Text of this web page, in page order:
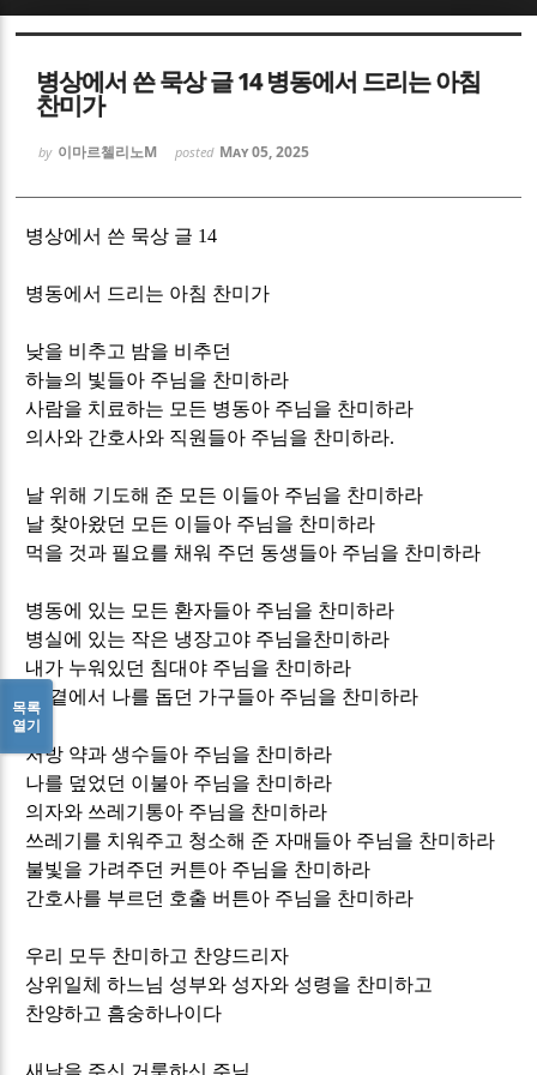
병상에서 쓴 묵상 글 14 병동에서 드리는 아침
찬미가
by 이마르첼리노M posted May 05, 2025
병상에서 쓴 묵상 글 14
병동에서 드리는 아침 찬미가
낮을 비추고 밤을 비추던
하늘의 빛들아 주님을 찬미하라
사람을 치료하는 모든 병동아 주님을 찬미하라
의사와 간호사와 직원들아 주님을 찬미하라.
날 위해 기도해 준 모든 이들아 주님을 찬미하라
날 찾아왔던 모든 이들아 주님을 찬미하라
먹을 것과 필요를 채워 주던 동생들아 주님을 찬미하라
병동에 있는 모든 환자들아 주님을 찬미하라
병실에 있는 작은 냉장고야 주님을찬미하라
내가 누워있던 침대야 주님을 찬미하라
내 곁에서 나를 돕던 가구들아 주님을 찬미하라
처방 약과 생수들아 주님을 찬미하라
나를 덮었던 이불아 주님을 찬미하라
의자와 쓰레기통아 주님을 찬미하라
쓰레기를 치워주고 청소해 준 자매들아 주님을 찬미하라
불빛을 가려주던 커튼아 주님을 찬미하라
간호사를 부르던 호출 버튼아 주님을 찬미하라
우리 모두 찬미하고 찬양드리자
상위일체 하느님 성부와 성자와 성령을 찬미하고
찬양하고 흠숭하나이다
새날을 주신 거룩하신 주님
목록
열기
Sketchbook5, 스케치북5
Sketchbook5, 스케치북5
Sketchbook5, 스케치북5
Sketchbook5, 스케치북5